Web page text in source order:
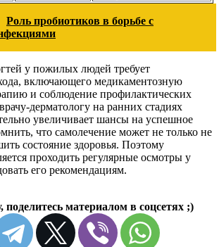
Роль пробиотиков в борьбе с
у пожилых людей требует
включающего медикаментозную
и соблюдение профилактических
дерматологу на ранних стадиях
увеличивает шансы на успешное
что самолечение может не только не
состояние здоровья. Поэтому
проходить регулярные осмотры у
его рекомендациям.
поделитесь материалом в соцсетях ;)